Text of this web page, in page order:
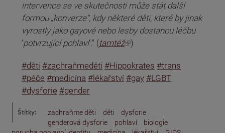
intervence se ve skutečnosti může stát další
formou „konverze“, kdy některé děti, které by jinak
vyrostly jako gayové nebo lesby dostanou léčbu
‘potvrzující pohlaví‘." (tamtéž
(odkaz je externí) )
#děti #zachraňmeděti #Hippokrates #trans
#péče #medicína #lékařství #gay #LGBT
#dysforie #gender
Štítky: zachraňme děti děti
dysforie
genderová dysforie
pohlaví
biologie